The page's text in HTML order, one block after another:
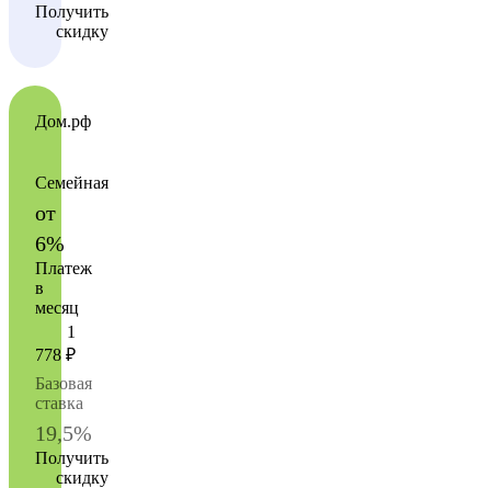
Получить
скидку
Дом.рф
Семейная
от
6%
Платеж
в
месяц
1
778 ₽
Базовая
ставка
19,5%
Получить
скидку